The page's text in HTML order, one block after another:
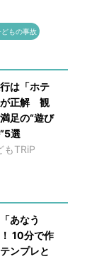
どもの事故
は「ホテ
が正解 観
足の“遊び
選
もTRiP
あなう
10分で作
ンプレと